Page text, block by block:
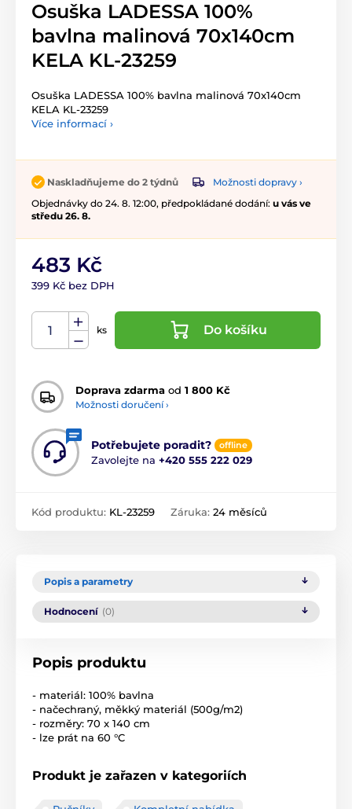
Osuška LADESSA 100%
bavlna malinová 70x140cm
KELA KL-23259
Osuška LADESSA 100% bavlna malinová 70x140cm
KELA KL-23259
Více informací ›
Naskladňujeme do 2 týdnů
Možnosti dopravy ›
Objednávky do 24. 8. 12:00, předpokládané dodání: u vás ve
středu 26. 8.
483 Kč
399 Kč bez DPH
ks Do košíku
Doprava zdarma od 1 800 Kč
Možnosti doručení ›
Potřebujete poradit? offline
Zavolejte na +420 555 222 029
Kód produktu: KL-23259 Záruka: 24 měsíců
Popis a parametry
Hodnocení (0)
Popis produktu
- materiál: 100% bavlna
- načechraný, měkký materiál (500g/m2)
- rozměry: 70 x 140 cm
- lze prát na 60 °C
Produkt je zařazen v kategoriích